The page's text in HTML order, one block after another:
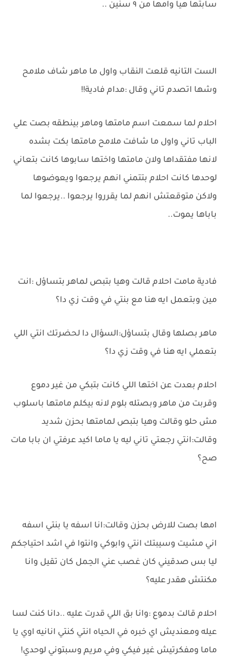
سابتها هيا وامها من ٩ سنين ..
الست التانيه قلعت النقاب واول ما ماهر شاف ملامح
وشها اتصدم تاني وقال :مدام فادية!!
احلام لما سمعت اسم مامتها وماهر بينطقه بصت علي
الباب تاني واول ما شافت ملامح مامتها بكت بشده
لانها مفتقداها ولان مامتها واختها سابوها كانت بتعاني
لوحدها كانت احلام بتتمني انهم يرجعوا ويعوضوها
ولاكن متوقعتش انهم لما يقرروا يرجعوا ..يرجعوا لما
باباها يموت..
فادية مامت احلام قالت وهيا بتبص لماهر بتساؤل :انت
مين وبتعمل ايه هنا مع بنتي في وقت زي دا؟
ماهر بصلها وقال بتساؤل:السؤال دا لحضرتك انتي اللي
بتعملي ايه هنا في وقت زي دا؟
احلام بعدت عن اختها اللي كانت بتبكي من غير دموع
وقربت من ماهر وبصتله بلوم لانه بيكلم مامتها باسلوب
مش حلو وقالت وهيا بتبص لمامتها بحزن شديد
وقالت:انتي رجعتي تاني ليه يا ماما اكيد عرفتي ان بابا مات
صح؟
امها بصت للارض بحزن وقالت:انا اسفه يا بنتي اسفه
اني مشيت وسيبتك انتي وابوكي وانتوا في اشد احتياجكم
ليا بس صدقيني كان غصب عني الحِمل كان تقيل وانا
مكنتش هقدر عليه؟
احلام قالت بدموع :وانا بق اللي قدرت عليه ..دانا كنت لسا
عيله ومعنديش اي خبره في الحياه انتي كنتي انانيه اوي يا
ماما ومفكرتيش غير فيكي وفي مريم وسبتوني لوحدي!